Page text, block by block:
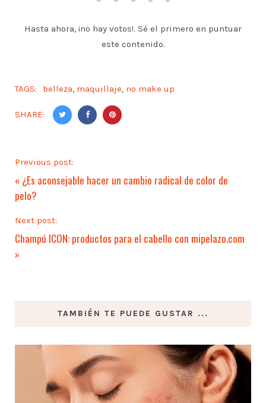
Hasta ahora, ¡no hay votos!. Sé el primero en puntuar
este contenido.
TAGS: belleza, maquillaje, no make up
SHARE:
Previous post:
« ¿Es aconsejable hacer un cambio radical de color de
pelo?
Next post:
Champú ICON: productos para el cabello con mipelazo.com
»
TAMBIÉN TE PUEDE GUSTAR ...